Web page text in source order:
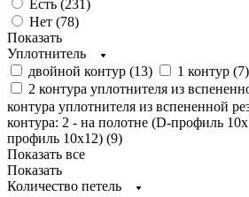
Есть (231)
Нет (78)
Показать
Уплотнитель
двойной контур (13) 1 контур (7)
2 контура уплотнителя из
контура уплотнителя из вспененной
контура: 2 - на полотне (D-профиль
профиль 10х12) (9)
Показать все
Показать
Количество петель